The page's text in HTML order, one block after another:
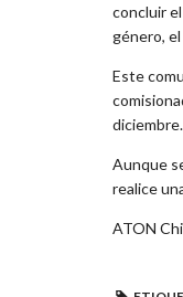
concluir
género,
Este
diciembre.
Aunque
realice
ATON